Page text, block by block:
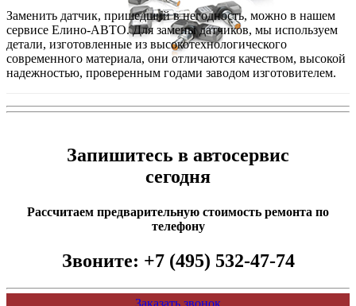
Заменить датчик, пришедший в негодность, можно в нашем
сервисе Елино-АВТО. Для замены датчиков, мы используем
детали, изготовленные из высокотехнологического
современного материала, они отличаются качеством, высокой
надежностью, проверенным годами заводом изготовителем.
Запишитесь в автосервис
сегодня
Рассчитаем предварительную стоимость ремонта по
телефону
Звоните: +7 (495) 532-47-74
Заказать звонок